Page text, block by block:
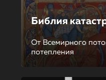
Библия
От Всемирного
потепления